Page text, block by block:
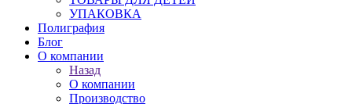
УПАКОВКА
Полиграфия
Блог
О компании
Назад
О компании
Производство